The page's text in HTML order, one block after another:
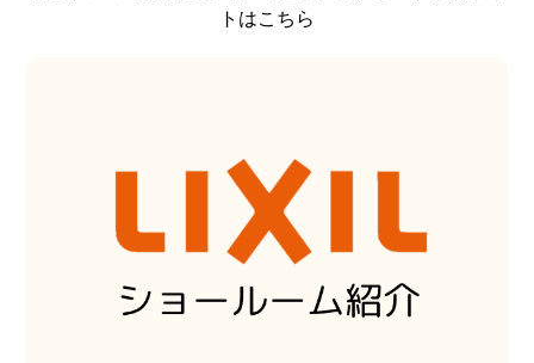
トはこちら